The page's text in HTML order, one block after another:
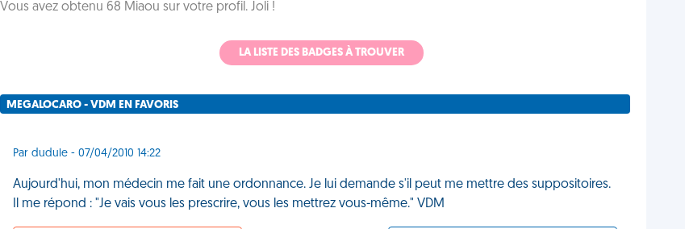
Vous avez obtenu 68 Miaou sur votre profil. Joli !
LA LISTE DES BADGES À TROUVER
MEGALOCARO - VDM EN FAVORIS
Par dudule - 07/04/2010 14:22
Aujourd'hui, mon médecin me fait une ordonnance. Je lui demande s'il peut me mettre des suppositoires.
Il me répond : "Je vais vous les prescrire, vous les mettrez vous-même." VDM